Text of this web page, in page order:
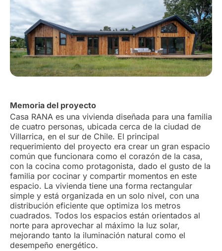
Memoria del proyecto
Casa RANA es una vivienda diseñada para una familia
de cuatro personas, ubicada cerca de la ciudad de
Villarrica, en el sur de Chile. El principal
requerimiento del proyecto era crear un gran espacio
común que funcionara como el corazón de la casa,
con la cocina como protagonista, dado el gusto de la
familia por cocinar y compartir momentos en este
espacio. La vivienda tiene una forma rectangular
simple y está organizada en un solo nivel, con una
distribución eficiente que optimiza los metros
cuadrados. Todos los espacios están orientados al
norte para aprovechar al máximo la luz solar,
mejorando tanto la iluminación natural como el
desempeño energético.